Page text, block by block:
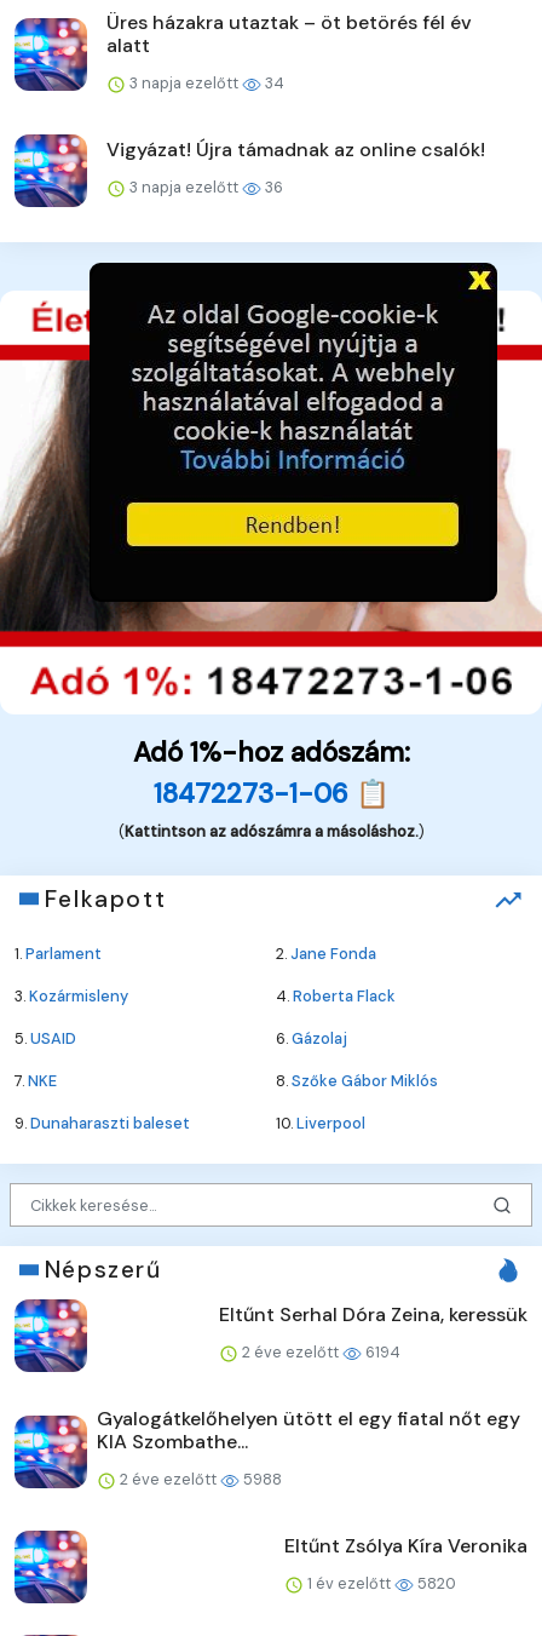
Üres házakra utaztak – öt betörés fél év
alatt
3 napja ezelőtt 34
Vigyázat! Újra támadnak az online csalók!
3 napja ezelőtt 36
Adó 1%-hoz adószám:
18472273-1-06 📋
(Kattintson az adószámra a másoláshoz.)
Felkapott
1.Parlament 2.Jane Fonda
3.Kozármisleny 4.Roberta Flack
5.USAID 6.Gázolaj
7.NKE 8.Szőke Gábor Miklós
9.Dunaharaszti baleset 10.Liverpool
Népszerű
Eltűnt Serhal Dóra Zeina, keressük
2 éve ezelőtt 6194
Gyalogátkelőhelyen ütött el egy fiatal nőt egy
KIA Szombathe...
2 éve ezelőtt 5988
Eltűnt Zsólya Kíra Veronika
1 év ezelőtt 5820